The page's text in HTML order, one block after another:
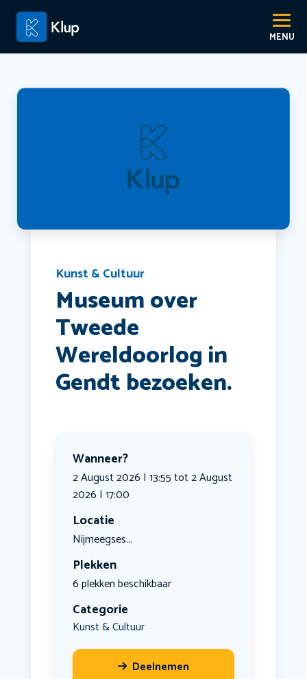
Kunst & Cultuur
Museum over
Tweede
Wereldoorlog in
Gendt bezoeken.
Wanneer?
2 August 2026 | 13:55 tot 2 August
2026 | 17:00
Locatie
Nijmeegses...
Plekken
6 plekken beschikbaar
Categorie
Kunst & Cultuur
Deelnemen